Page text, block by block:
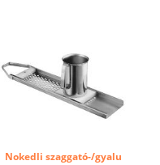
Nokedli szaggató-/gyalu